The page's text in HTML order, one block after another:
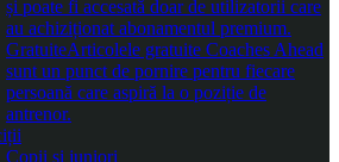
și poate fi accesată doar de utilizatorii care
au achiziționat abonamentul premium.
GratuiteArticolele gratuite Coaches Ahead
sunt un punct de pornire pentru fiecare
persoană care aspiră la o poziție de
antrenor.
Copii și juniori